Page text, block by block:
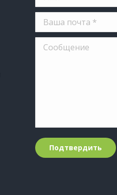
Ваша почта *
Сообщение
Подтвердить